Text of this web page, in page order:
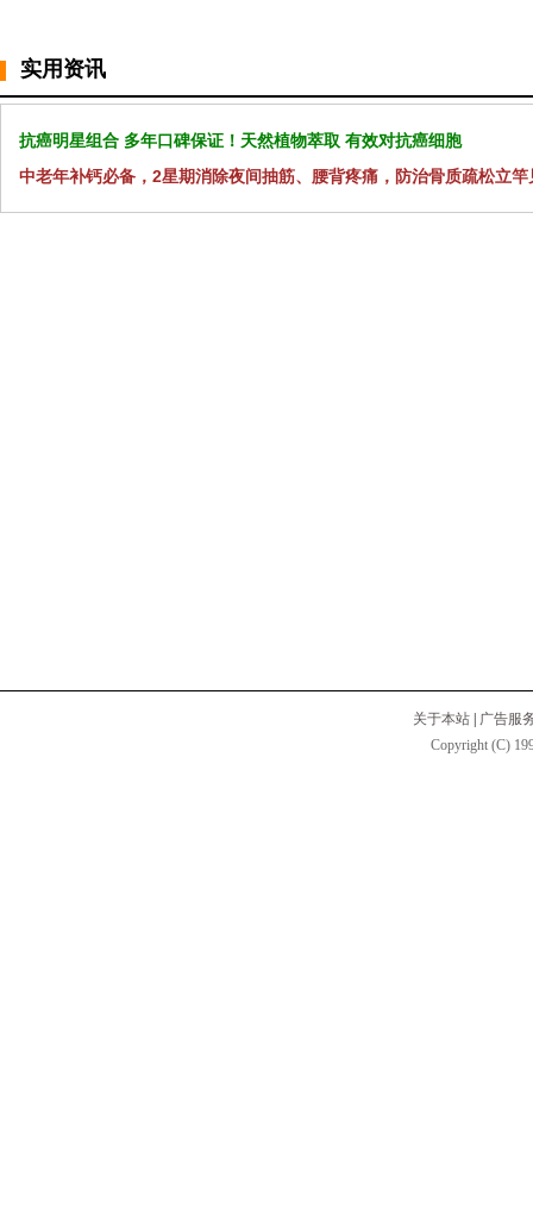
实用资讯
抗癌明星组合 多年口碑保证！天然植物萃取 有效对抗癌细胞
中老年补钙必备，2星期消除夜间抽筋、腰背疼痛，防治骨质疏松立竿
关于本站
广告服
Copyright (C)